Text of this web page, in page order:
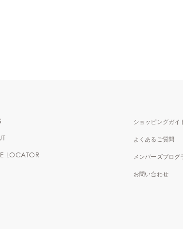
LOCATOR
ショッピングガイ
よくあるご質問
メンバーズプログ
お問い合わせ